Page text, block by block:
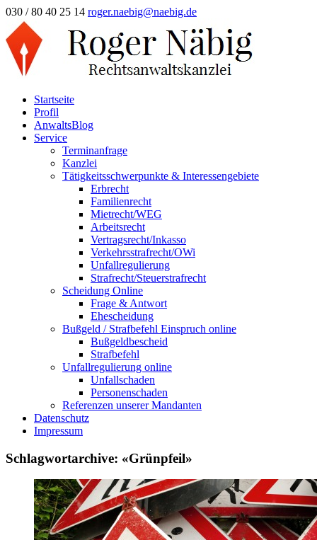
030 / 80 40 25 14 roger.naebig@naebig.de
Startseite
Profil
AnwaltsBlog
Service
Terminanfrage
Kanzlei
Tätigkeitsschwerpunkte & Interessengebiete
Erbrecht
Familienrecht
Mietrecht/WEG
Arbeitsrecht
Vertragsrecht/Inkasso
Verkehrsstrafrecht/OWi
Unfallregulierung
Strafrecht/Steuerstrafrecht
Scheidung Online
Frage & Antwort
Ehescheidung
Bußgeld / Strafbefehl Einspruch online
Bußgeldbescheid
Strafbefehl
Unfallregulierung online
Unfallschaden
Personenschaden
Referenzen unserer Mandanten
Datenschutz
Impressum
Schlagwortarchive: «Grünpfeil»